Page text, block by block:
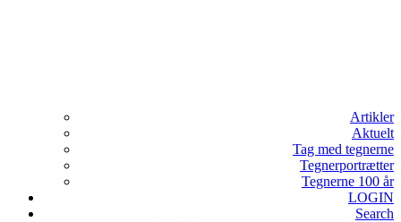
Artikler
Aktuelt
Tag med tegnerne
Tegnerportrætter
Tegnerne 100 år
LOGIN
Search